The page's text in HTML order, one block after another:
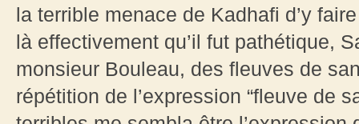
la terrible menace de Kadhafi d’y
là effectivement qu’il fut pathétique,
monsieur Bouleau, des fleuves de
répétition de l’expression “fleuve de